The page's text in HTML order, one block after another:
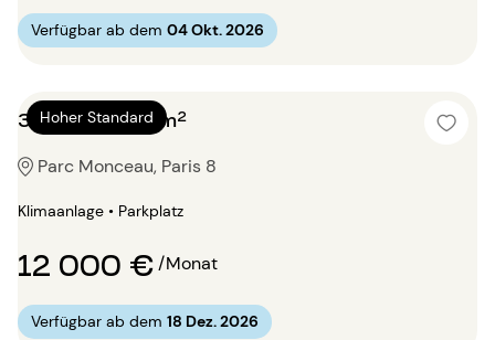
Verfügbar ab dem 04 Okt. 2026
Hoher Standard
3 Zimmer 200m²
Parc Monceau, Paris 8
Klimaanlage • Parkplatz
12 000 €/Monat
Verfügbar ab dem 18 Dez. 2026